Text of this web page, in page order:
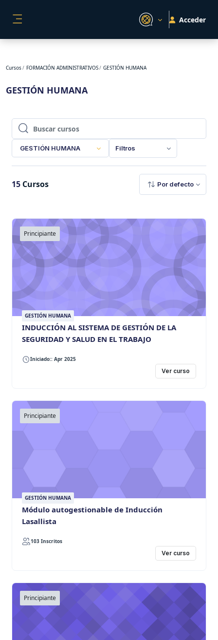
Acceder
Cursos FORMACIÓN ADMINISTRATIVOS GESTIÓN HUMANA
GESTIÓN HUMANA
Buscar cursos
Buscar cursos
GESTIÓN HUMANA Filtros
15 Cursos Por defecto
Principiante
GESTIÓN HUMANA
INDUCCIÓN AL SISTEMA DE GESTIÓN DE LA
SEGURIDAD Y SALUD EN EL TRABAJO
Iniciado:: Apr 2025
Ver curso
Principiante
GESTIÓN HUMANA
Módulo autogestionable de Inducción
Lasallista
103 Inscritos
Ver curso
Principiante